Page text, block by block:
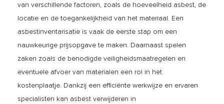
van verschillende factoren, zoals de hoeveelheid asbest, de
locatie en de toegankelijkheid van het materiaal. Een
asbestinventarisatie is vaak de eerste stap om een
nauwkeurige prijsopgave te maken. Daarnaast spelen
zaken zoals de benodigde veiligheidsmaatregelen en
eventuele afvoer van materialen een rol in het
kostenplaatje. Dankzij een efficiënte werkwijze en ervaren
specialisten kan asbest verwijderen in